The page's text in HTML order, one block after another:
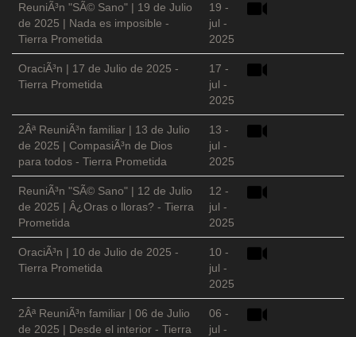
ReuniÃ³n "SÃ© Sano" | 19 de Julio
de 2025 | Nada es imposible -
Tierra Prometida
19 -
jul -
2025
OraciÃ³n | 17 de Julio de 2025 -
Tierra Prometida
17 -
jul -
2025
2Âª ReuniÃ³n familiar | 13 de Julio
de 2025 | CompasiÃ³n de Dios
para todos - Tierra Prometida
13 -
jul -
2025
ReuniÃ³n "SÃ© Sano" | 12 de Julio
de 2025 | Â¿Oras o lloras? - Tierra
Prometida
12 -
jul -
2025
OraciÃ³n | 10 de Julio de 2025 -
Tierra Prometida
10 -
jul -
2025
2Âª ReuniÃ³n familiar | 06 de Julio
de 2025 | Desde el interior - Tierra
06 -
jul -